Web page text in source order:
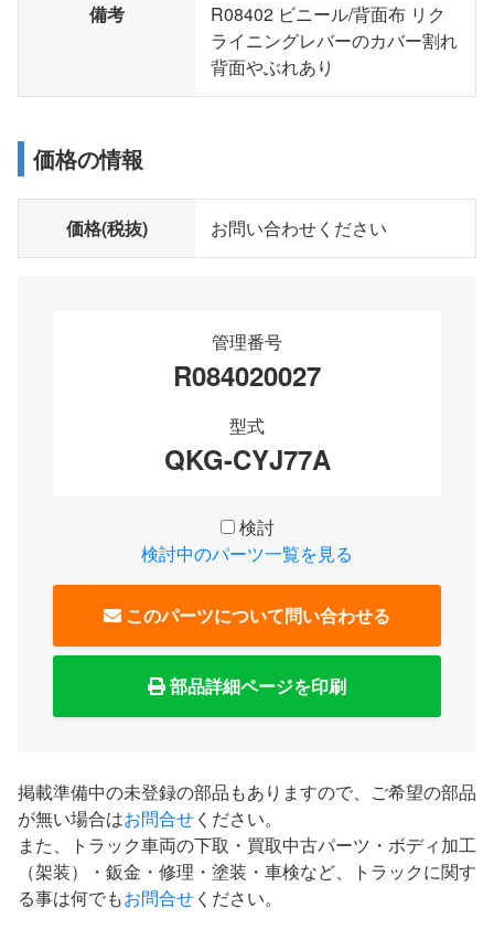
備考
R08402 ビニール/背面布 リク
ライニングレバーのカバー割れ
背面やぶれあり
価格の情報
価格(税抜) お問い合わせください
管理番号
R084020027
型式
QKG-CYJ77A
検討
検討中のパーツ一覧を見る
このパーツについて問い合わせる
部品詳細ページを印刷
掲載準備中の未登録の部品もありますので、ご希望の部品
が無い場合はお問合せください。
また、トラック車両の下取・買取中古パーツ・ボディ加工
（架装）・鈑金・修理・塗装・車検など、トラックに関す
る事は何でもお問合せください。